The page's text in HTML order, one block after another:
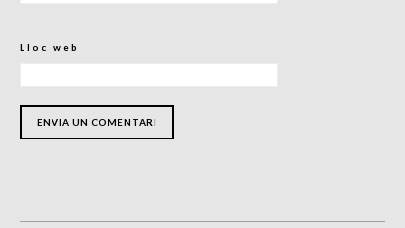
Lloc web